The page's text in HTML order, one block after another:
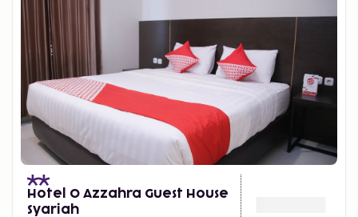
Hotel O Azzahra Guest House
Syariah